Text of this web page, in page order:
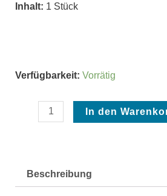
Inhalt: 1 Stück
Verfügbarkeit: Vorrätig
Schlüsselanhänger
In den
Beschreibung